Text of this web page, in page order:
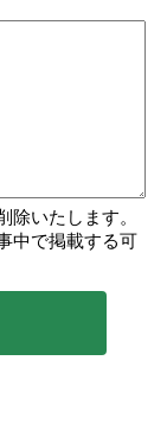
いたします。
中で掲載する可